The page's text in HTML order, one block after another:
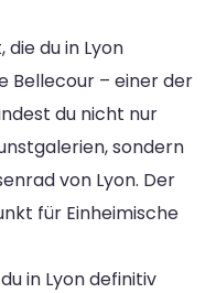
die du in Lyon
Bellecour – einer der
du nicht nur
sondern
von Lyon. Der
für Einheimische
in Lyon definitiv